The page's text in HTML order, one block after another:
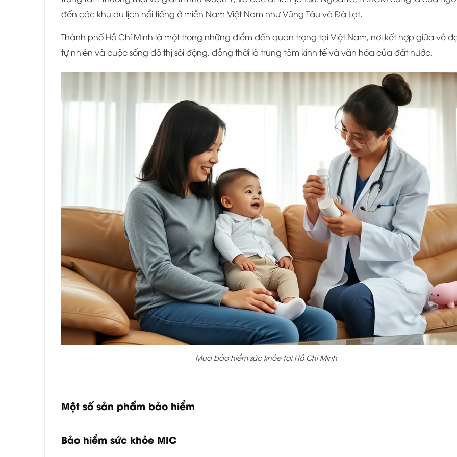
đến các khu du lịch nổi tiếng ở miền Nam Việt Nam như Vũng Tàu và Đà Lạt.
Thành phố Hồ Chí Minh là một trong những điểm đến quan trọng tại Việt Nam, nơi kết hợp giữa vẻ
tự nhiên và cuộc sống đô thị sôi động, đồng thời là trung tâm kinh tế và văn hóa của đất nước.
Mua bảo hiểm sức khỏe tại Hồ Chí Minh
Một số sản phẩm bảo hiểm
Bảo hiểm sức khỏe MIC